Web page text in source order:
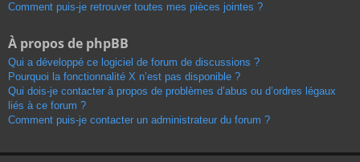
Comment puis-je retrouver toutes mes pièces jointes ?
À propos de phpBB
Qui a développé ce logiciel de forum de discussions ?
Pourquoi la fonctionnalité X n’est pas disponible ?
Qui dois-je contacter à propos de problèmes d’abus ou d’ordres légaux
liés à ce forum ?
Comment puis-je contacter un administrateur du forum ?